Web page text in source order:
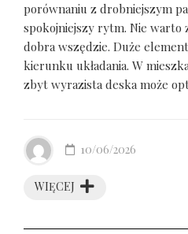
porównaniu z drobniejszym
spokojniejszy rytm. Nie warto
dobra wszędzie. Duże
kierunku układania. W
zbyt wyrazista deska może
WIĘCEJ
10/06/2026